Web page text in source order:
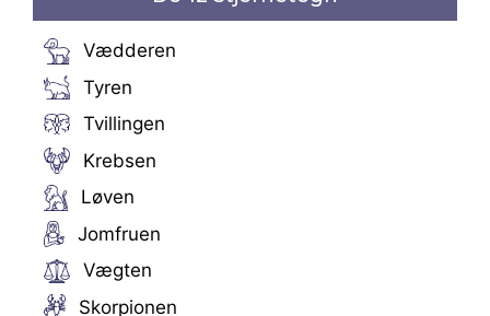
Vædderen
Tyren
Tvillingen
Krebsen
Løven
Jomfruen
Vægten
Skorpionen